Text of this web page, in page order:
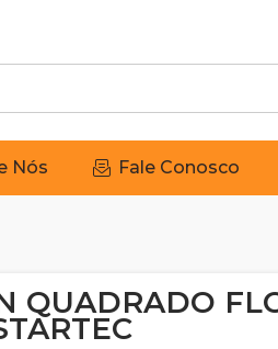
Nós Fale Conosco
QUADRADO